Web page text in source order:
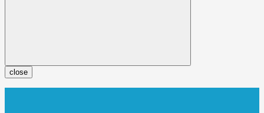
close